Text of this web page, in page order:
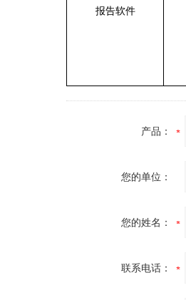
报告软件
产品：
您的单位：
您的姓名：
联系电话：